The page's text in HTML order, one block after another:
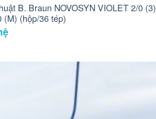
B. Braun NOVOSYN VIOLET 2/0 (3)
(M) (hộp/36 tép)